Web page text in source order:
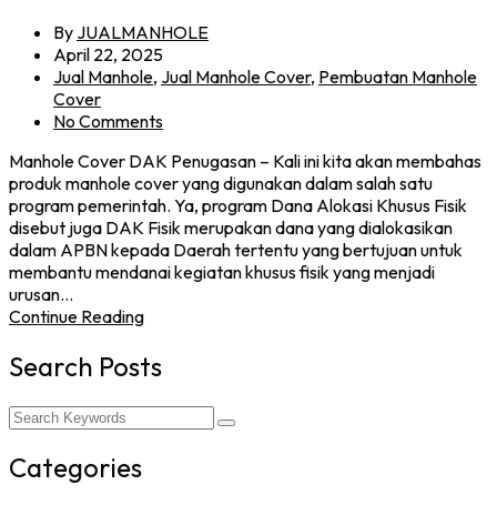
By JUALMANHOLE
April 22, 2025
Jual Manhole, Jual Manhole Cover, Pembuatan Manhole
Cover
No Comments
Manhole Cover DAK Penugasan – Kali ini kita akan membahas
produk manhole cover yang digunakan dalam salah satu
program pemerintah. Ya, program Dana Alokasi Khusus Fisik
disebut juga DAK Fisik merupakan dana yang dialokasikan
dalam APBN kepada Daerah tertentu yang bertujuan untuk
membantu mendanai kegiatan khusus fisik yang menjadi
urusan…
Continue Reading
Search Posts
Categories